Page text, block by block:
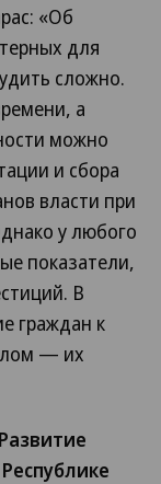
«Об
для
сложно.
а
можно
и сбора
власти при
у любого
показатели,
В
граждан к
— их